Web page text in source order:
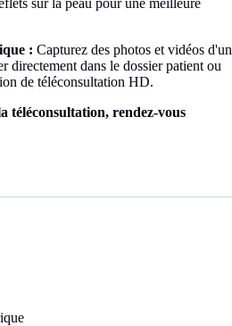
: Capturez des photos et vidéos d'un
directement dans le dossier patient ou
de téléconsultation HD.
téléconsultation, rendez-vous